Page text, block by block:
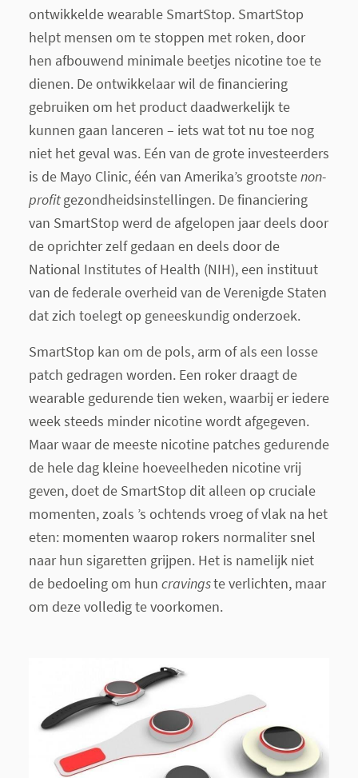
ontwikkelde wearable SmartStop. SmartStop
helpt mensen om te stoppen met roken, door
hen afbouwend minimale beetjes nicotine toe te
dienen. De ontwikkelaar wil de financiering
gebruiken om het product daadwerkelijk te
kunnen gaan lanceren – iets wat tot nu toe nog
niet het geval was. Eén van de grote investeerders
is de Mayo Clinic, één van Amerika’s grootstenon-
profitgezondheidsinstellingen. De financiering
van SmartStop werd de afgelopen jaar deels door
de oprichter zelf gedaan en deels door de
National Institutes of Health (NIH), een instituut
van de federale overheid van de Verenigde Staten
dat zich toelegt op geneeskundig onderzoek.
SmartStop kan om de pols, arm of als een losse
patch gedragen worden. Een roker draagt de
wearable gedurende tien weken, waarbij er iedere
week steeds minder nicotine wordt afgegeven.
Maar waar de meeste nicotine patches gedurende
de hele dag kleine hoeveelheden nicotine vrij
geven, doet de SmartStop dit alleen op cruciale
momenten, zoals ’s ochtends vroeg of vlak na het
eten: momenten waarop rokers normaliter snel
naar hun sigaretten grijpen. Het is namelijk niet
de bedoeling om hun cravingste verlichten, maar
om deze volledig te voorkomen.